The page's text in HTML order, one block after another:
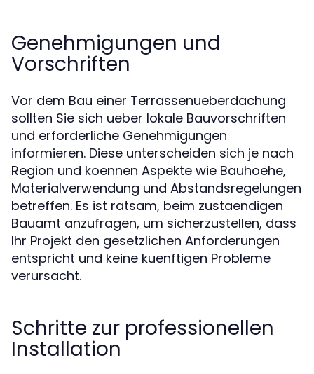
Genehmigungen und
Vorschriften
Vor dem Bau einer Terrassenueberdachung
sollten Sie sich ueber lokale Bauvorschriften
und erforderliche Genehmigungen
informieren. Diese unterscheiden sich je nach
Region und koennen Aspekte wie Bauhoehe,
Materialverwendung und Abstandsregelungen
betreffen. Es ist ratsam, beim zustaendigen
Bauamt anzufragen, um sicherzustellen, dass
Ihr Projekt den gesetzlichen Anforderungen
entspricht und keine kuenftigen Probleme
verursacht.
Schritte zur professionellen
Installation